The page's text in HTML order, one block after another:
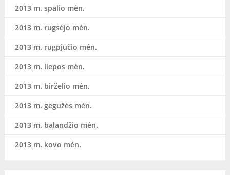
2013 m. spalio mėn.
2013 m. rugsėjo mėn.
2013 m. rugpjūčio mėn.
2013 m. liepos mėn.
2013 m. birželio mėn.
2013 m. gegužės mėn.
2013 m. balandžio mėn.
2013 m. kovo mėn.